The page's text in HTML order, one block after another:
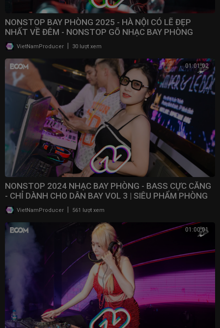
NONSTOP BAY PHÒNG 2025 - HÀ NỘI CÓ LẼ ĐẸP
NHẤT VỀ ĐÊM - NONSTOP GÕ NHẠC BAY PHÒNG
BASS CỰC MẠNH 2025
VietNamProducer 30 lượt xem
01:01:02
NONSTOP 2024 NHẠC BAY PHÒNG - BASS CỰC CĂNG
- CHỈ DÀNH CHO DÂN BAY VOL 3 | SIÊU PHẨM PHÒNG
BAY 2024
VietNamProducer 561 lượt xem
01:00:01